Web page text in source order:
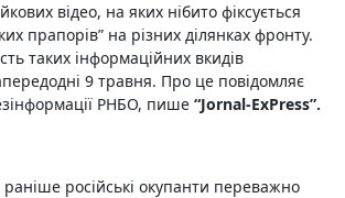
відео, на яких нібито фіксується
прапорів” на різних ділянках фронту.
таких інформаційних вкидів
9 травня. Про це повідомляє
РНБО, пише “Jornal-ExPress”.
російські окупанти переважно